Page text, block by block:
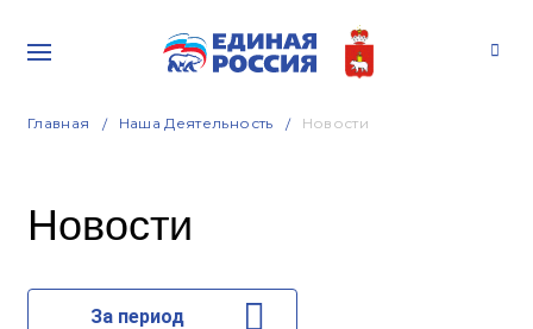
Главная Наша Деятельность Новости
Новости
За период